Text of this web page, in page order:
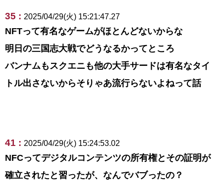
35 : 2025/04/29(火) 15:21:47.27
NFTって有名なゲームがほとんどないからな
明日の三国志大戦でどうなるかってところ
バンナムもスクエニも他の大手サードは有名なタイ
トル出さないからそりゃあ流行らないよねって話
41 : 2025/04/29(火) 15:24:53.02
NFCってデジタルコンテンツの所有権とその証明が
確立されたと習ったが、なんでバブったの？